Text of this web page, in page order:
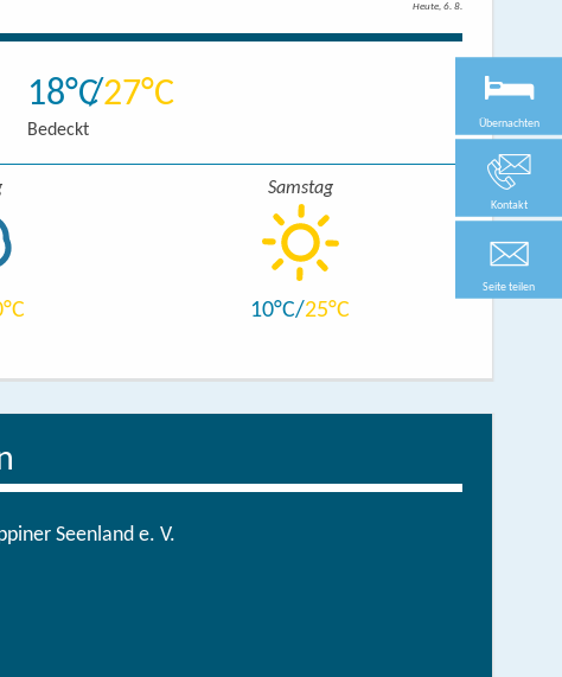
Heute, 6. 8.
18 27
Bedeckt
Samstag
10 25
Seenland e. V.
Übernachten
Kontakt
Seite teilen